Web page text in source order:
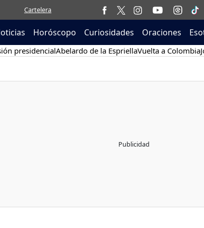
Cartelera
Horóscopo Curiosidades Oraciones
presidencialAbelardo de la EspriellaVuelta a Colombia